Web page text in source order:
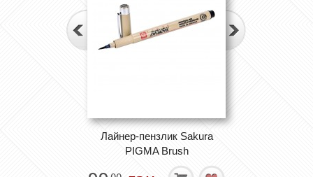
Лайнер-пензлик Sakura
PIGMA Brush